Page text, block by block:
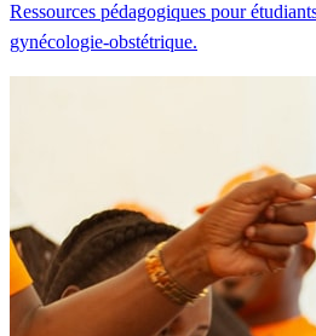
Ressources pédagogiques pour
gynécologie-obstétrique.